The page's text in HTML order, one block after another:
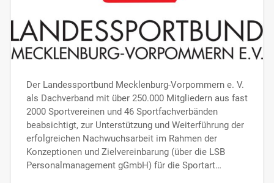
Der Landessportbund Mecklenburg-Vorpommern e. V.
als Dachverband mit über 250.000 Mitgliedern aus fast
2000 Sportvereinen und 46 Sportfachverbänden
beabsichtigt, zur Unterstützung und Weiterführung der
erfolgreichen Nachwuchsarbeit im Rahmen der
Konzeptionen und Zielvereinbarung (über die LSB
Personalmanagement gGmbH) für die Sportart…